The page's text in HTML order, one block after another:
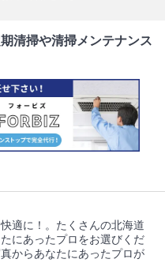
清掃や清掃メンテナンス
適に！。たくさんの北海道
にあったプロをお選びくだ
からあなたにあったプロが